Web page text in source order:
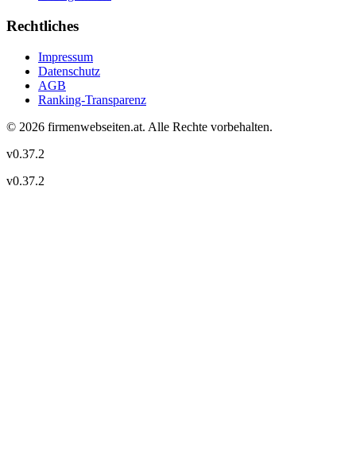
Rechtliches
Impressum
Datenschutz
AGB
Ranking-Transparenz
© 2026 firmenwebseiten.at. Alle Rechte vorbehalten.
v0.37.2
v0.37.2